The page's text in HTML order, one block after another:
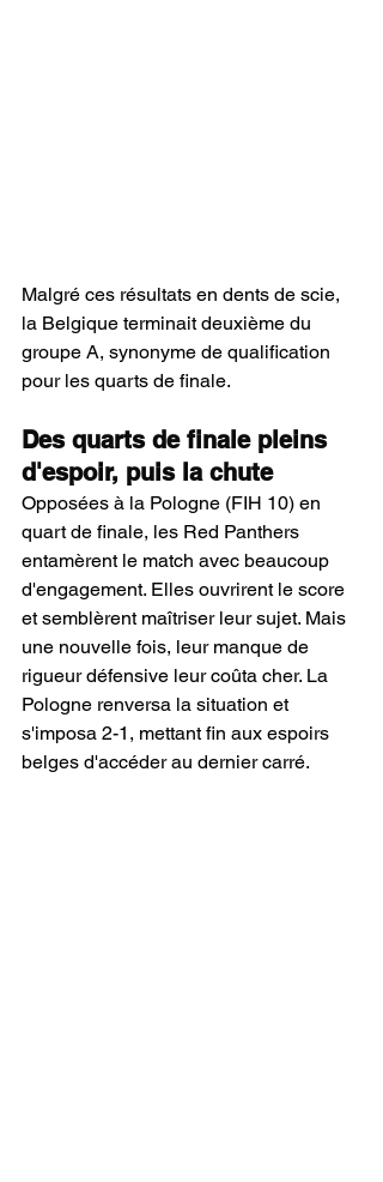
Malgré ces résultats en dents de scie,
la Belgique terminait deuxième du
groupe A, synonyme de qualification
pour les quarts de finale.
Des quarts de finale pleins
d'espoir, puis la chute
Opposées à la Pologne (FIH 10) en
quart de finale, les Red Panthers
entamèrent le match avec beaucoup
d'engagement. Elles ouvrirent le score
et semblèrent maîtriser leur sujet. Mais
une nouvelle fois, leur manque de
rigueur défensive leur coûta cher. La
Pologne renversa la situation et
s'imposa 2-1, mettant fin aux espoirs
belges d'accéder au dernier carré.